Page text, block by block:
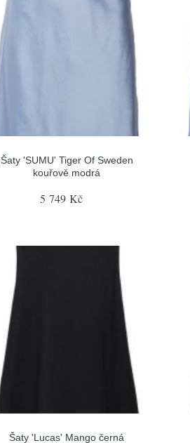
Šaty 'SUMU' Tiger Of Sweden
kouřově modrá
5 749 Kč
Šaty 'Lucas' Mango černá